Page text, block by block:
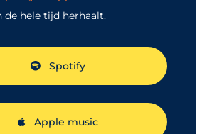
de hele tijd herhaalt.
Spotify
Apple music